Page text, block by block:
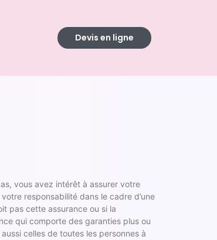
Devis en ligne
vous avez intérêt à assurer votre
responsabilité dans le cadre d’une
pas cette assurance ou si la
qui comporte des garanties plus ou
celles de toutes les personnes à